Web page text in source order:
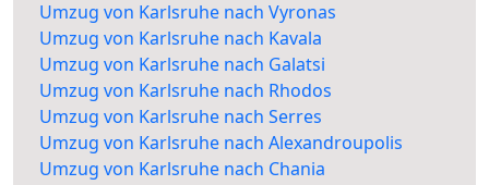
Umzug von Karlsruhe nach Vyronas
Umzug von Karlsruhe nach Kavala
Umzug von Karlsruhe nach Galatsi
Umzug von Karlsruhe nach Rhodos
Umzug von Karlsruhe nach Serres
Umzug von Karlsruhe nach Alexandroupolis
Umzug von Karlsruhe nach Chania